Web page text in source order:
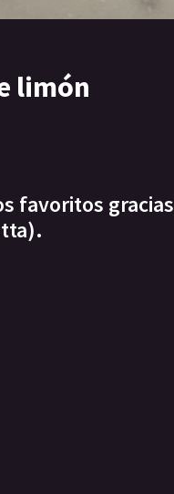
limón
favoritos